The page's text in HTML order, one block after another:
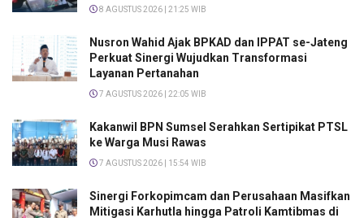
8 AGUSTUS 2026 | 21:25 WIB
Nusron Wahid Ajak BPKAD dan IPPAT se-Jateng
Perkuat Sinergi Wujudkan Transformasi
Layanan Pertanahan
7 AGUSTUS 2026 | 22:05 WIB
Kakanwil BPN Sumsel Serahkan Sertipikat PTSL
ke Warga Musi Rawas
7 AGUSTUS 2026 | 15:54 WIB
Sinergi Forkopimcam dan Perusahaan Masifkan
Mitigasi Karhutla hingga Patroli Kamtibmas di